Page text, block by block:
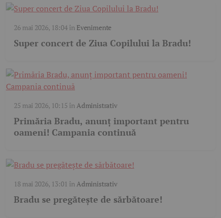
26 mai 2026, 18:04în Evenimente
Super concert de Ziua Copilului la Bradu!
25 mai 2026, 10:15 în Administrativ
Primăria Bradu, anunț important pentru
oameni! Campania continuă
18 mai 2026, 13:01 în Administrativ
Bradu se pregătește de sărbătoare!